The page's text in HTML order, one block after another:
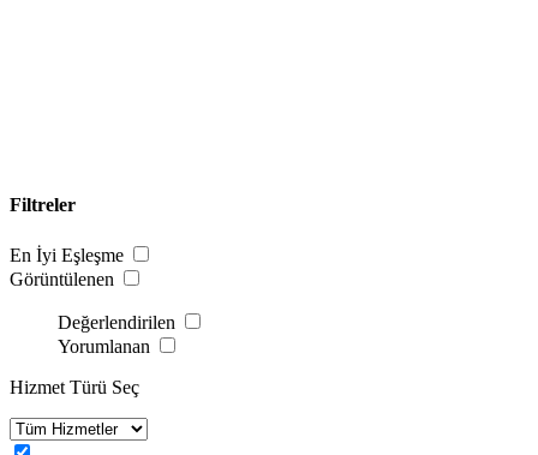
Filtreler
En İyi Eşleşme
Görüntülenen
Değerlendirilen
Yorumlanan
Hizmet Türü Seç